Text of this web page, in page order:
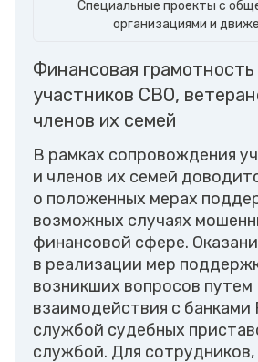
Специальные проекты с
организациями и
Финансовая
участников СВО,
членов их семей
В рамках сопровождения
и членов их семей
о положенных мерах
возможных случаях
финансовой сфере.
в реализации мер
возникших вопросов путем
взаимодействия с банками
службой судебных
службой. Для сотрудников,